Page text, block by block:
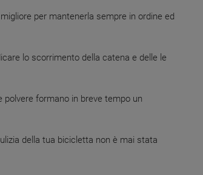
per mantenerla sempre in ordine ed
lo scorrimento della catena e delle le
formano in breve tempo un
della tua bicicletta non è mai stata